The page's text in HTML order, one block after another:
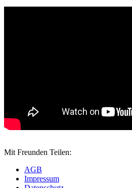
Mit Freunden Teilen:
AGB
Impressum